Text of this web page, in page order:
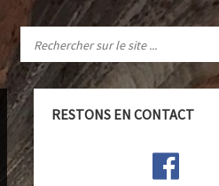
RESTONS EN CONTACT